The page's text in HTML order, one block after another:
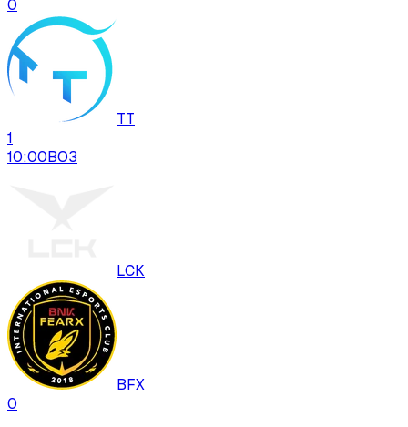
0
TT
1
10:00BO3
LCK
BFX
0